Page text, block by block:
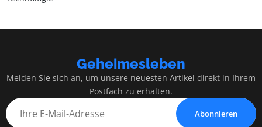
Geheimesleben
Melden Sie sich an, um unsere neuesten Artikel direkt in Ihrem
Postfach zu erhalten.
Abonnieren